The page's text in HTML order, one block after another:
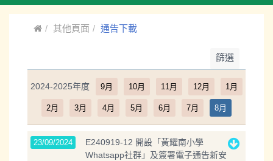
其他頁面 通告下載
篩選
2024-2025年度 9月 10月 11月 12月 1月
2月 3月 4月 5月 6月 7月 8月
23/09/2024
E240919-12 開設「黃耀南小學
Whatsapp社群」及簽署電子通告新安